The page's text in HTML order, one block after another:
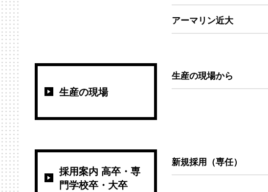
アーマリン近大
生産の現場
生産の現場から
採用案内 高卒・専
門学校卒・大卒
新規採用（専任）